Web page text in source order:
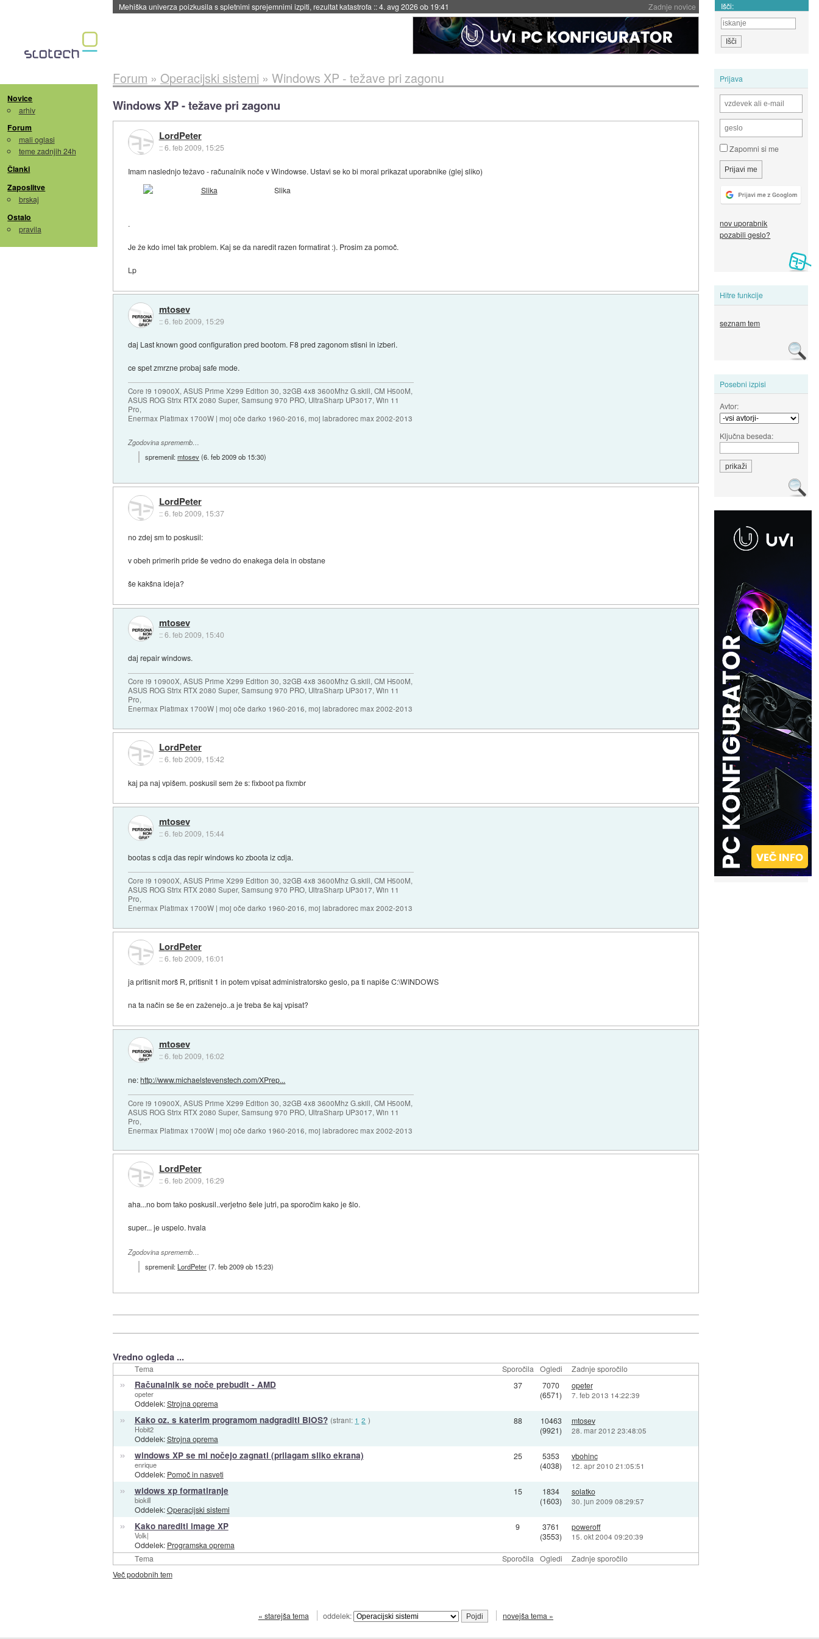
Zadnje novice
Mehiška univerza poizkusila s spletnimi sprejemnimi izpiti, rezultat katastrofa ::4. avg 2026 ob 19:41 Išči:
Novice
arhiv
Forum
mali oglasi
teme zadnjih 24h
Članki
Zaposlitve
brskaj
Ostalo
pravila
Prijava
Zapomni si me
nov uporabnik
pozabili geslo?
Hitre funkcije
seznam tem
Posebni izpisi
Avtor:
Ključna beseda:
Forum » Operacijski sistemi » Windows XP - težave pri zagonu
Windows XP - težave pri zagonu
LordPeter
::6. feb 2009, 15:25
Imam naslednjo težavo - računalnik noče v Windowse. Ustavi se ko bi moral prikazat uporabnike (glej sliko)
Slika
.
Je že kdo imel tak problem. Kaj se da naredit razen formatirat :). Prosim za pomoč.
Lp
mtosev
::6. feb 2009, 15:29
daj Last known good configuration pred bootom. F8 pred zagonom stisni in izberi.
ce spet zmrzne probaj safe mode.
Core i9 10900X, ASUS Prime X299 Edition 30, 32GB 4x8 3600Mhz G.skill, CM H500M,
ASUS ROG Strix RTX 2080 Super, Samsung 970 PRO, UltraSharp UP3017, Win 11
Pro,
Enermax Platimax 1700W | moj oče darko 1960-2016, moj labradorec max 2002-2013
Zgodovina sprememb…
spremenil:mtosev(6. feb 2009 ob 15:30)
LordPeter
::6. feb 2009, 15:37
no zdej sm to poskusil:
v obeh primerih pride še vedno do enakega dela in obstane
še kakšna ideja?
mtosev
::6. feb 2009, 15:40
daj repair windows.
Core i9 10900X, ASUS Prime X299 Edition 30, 32GB 4x8 3600Mhz G.skill, CM H500M,
ASUS ROG Strix RTX 2080 Super, Samsung 970 PRO, UltraSharp UP3017, Win 11
Pro,
Enermax Platimax 1700W | moj oče darko 1960-2016, moj labradorec max 2002-2013
LordPeter
::6. feb 2009, 15:42
kaj pa naj vpišem. poskusil sem že s: fixboot pa fixmbr
mtosev
::6. feb 2009, 15:44
bootas s cdja das repir windows ko zboota iz cdja.
Core i9 10900X, ASUS Prime X299 Edition 30, 32GB 4x8 3600Mhz G.skill, CM H500M,
ASUS ROG Strix RTX 2080 Super, Samsung 970 PRO, UltraSharp UP3017, Win 11
Pro,
Enermax Platimax 1700W | moj oče darko 1960-2016, moj labradorec max 2002-2013
LordPeter
::6. feb 2009, 16:01
ja pritisnit morš R, pritisnit 1 in potem vpisat administratorsko geslo, pa ti napiše C:\WINDOWS
na ta način se še en zaženejo..a je treba še kaj vpisat?
mtosev
::6. feb 2009, 16:02
ne:http://www.michaelstevenstech.com/XPrep...
Core i9 10900X, ASUS Prime X299 Edition 30, 32GB 4x8 3600Mhz G.skill, CM H500M,
ASUS ROG Strix RTX 2080 Super, Samsung 970 PRO, UltraSharp UP3017, Win 11
Pro,
Enermax Platimax 1700W | moj oče darko 1960-2016, moj labradorec max 2002-2013
LordPeter
::6. feb 2009, 16:29
aha...no bom tako poskusil..verjetno šele jutri, pa sporočim kako je šlo.
super... je uspelo. hvala
Zgodovina sprememb…
spremenil:LordPeter(7. feb 2009 ob 15:23)
Vredno ogleda ...
Tema Sporočila Ogledi Zadnje sporočilo
Tema Sporočila Ogledi Zadnje sporočilo
» Računalnik se noče prebudit - AMD
opeter
Oddelek:Strojna oprema
37
7070
(6571)
opeter
7. feb 2013 14:22:39
» Kako oz. s katerim programom nadgraditi BIOS? (strani: 1 2 )
Hobit2
Oddelek:Strojna oprema
88
10463
(9921)
mtosev
28. mar 2012 23:48:05
» windows XP se mi nočejo zagnati (prilagam sliko ekrana)
enrique
Oddelek: Pomoč in nasveti
25
5353
(4038)
vbohinc
12. apr 2010 21:05:51
» widows xp formatiranje
biokill
Oddelek:Operacijski sistemi
15
1834
(1603)
solatko
30. jun 2009 08:29:57
» Kako narediti image XP
Volk|
Oddelek: Programska oprema
9
3761
(3553)
poweroff
15. okt 2004 09:20:39
Več podobnih tem
« starejša tema oddelek: novejša tema »